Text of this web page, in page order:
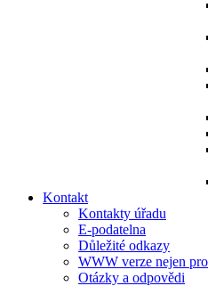
Kontakt
Kontakty úřadu
E-podatelna
Důležité odkazy
WWW verze nejen
Otázky a odpovědi